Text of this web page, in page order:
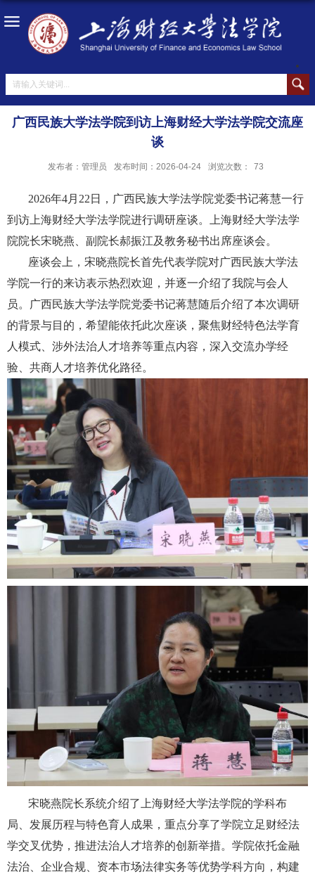
广西民族大学法学院到访上海财经大学法学院交流座
谈
发布者：管理员 发布时间：2026-04-24 浏览次数： 73
2026年4月22日，广西民族大学法学院党委书记蒋慧一行
到访上海财经大学法学院进行调研座谈。上海财经大学法学
院院长宋晓燕、副院长郝振江及教务秘书出席座谈会。
座谈会上，宋晓燕院长首先代表学院对广西民族大学法
学院一行的来访表示热烈欢迎，并逐一介绍了我院与会人
员。广西民族大学法学院党委书记蒋慧随后介绍了本次调研
的背景与目的，希望能依托此次座谈，聚焦财经特色法学育
人模式、涉外法治人才培养等重点内容，深入交流办学经
验、共商人才培养优化路径。
宋晓燕院长系统介绍了上海财经大学法学院的学科布
局、发展历程与特色育人成果，重点分享了学院立足财经法
学交叉优势，推进法治人才培养的创新举措。学院依托金融
法治、企业合规、资本市场法律实务等优势学科方向，构建